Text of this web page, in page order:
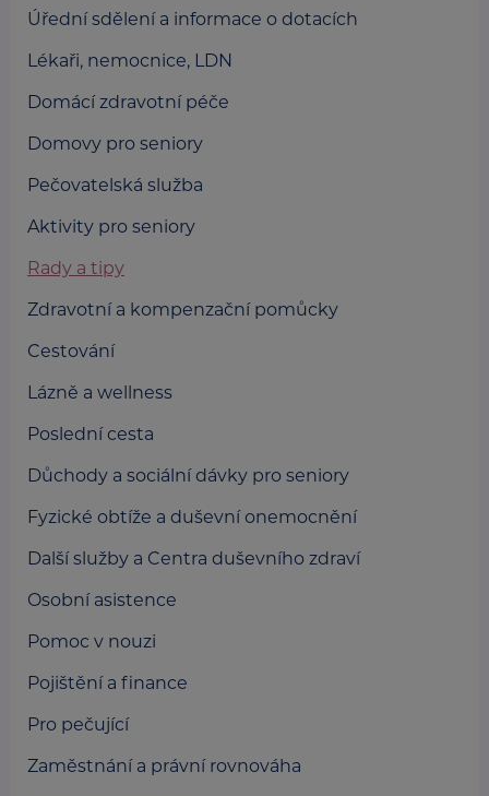
Úřední sdělení a informace o dotacích
Lékaři, nemocnice, LDN
Domácí zdravotní péče
Domovy pro seniory
Pečovatelská služba
Aktivity pro seniory
Rady a tipy
Zdravotní a kompenzační pomůcky
Cestování
Lázně a wellness
Poslední cesta
Důchody a sociální dávky pro seniory
Fyzické obtíže a duševní onemocnění
Další služby a Centra duševního zdraví
Osobní asistence
Pomoc v nouzi
Pojištění a finance
Pro pečující
Zaměstnání a právní rovnováha